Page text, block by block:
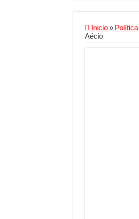
Inicio » Política
Aécio